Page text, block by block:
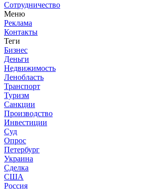
Сотрудничество
Меню
Реклама
Контакты
Теги
Бизнес
Деньги
Недвижимость
Ленобласть
Транспорт
Туризм
Санкции
Производство
Инвестиции
Суд
Опрос
Петербург
Украина
Сделка
США
Россия